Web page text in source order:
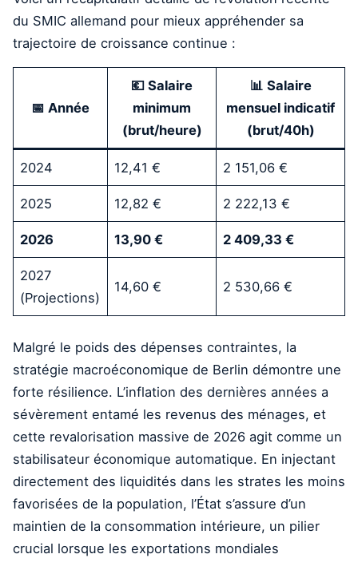
du SMIC allemand pour mieux appréhender sa
trajectoire de croissance continue :
📅 Année
💶 Salaire
minimum
(brut/heure)
📊 Salaire
mensuel indicatif
(brut/40h)
2024 12,41 € 2 151,06 €
2025 12,82 € 2 222,13 €
2026 13,90 € 2 409,33 €
2027
(Projections)
14,60 € 2 530,66 €
Malgré le poids des dépenses contraintes, la
stratégie macroéconomique de Berlin démontre une
forte résilience. L’inflation des dernières années a
sévèrement entamé les revenus des ménages, et
cette revalorisation massive de 2026 agit comme un
stabilisateur économique automatique. En injectant
directement des liquidités dans les strates les moins
favorisées de la population, l’État s’assure d’un
maintien de la consommation intérieure, un pilier
crucial lorsque les exportations mondiales